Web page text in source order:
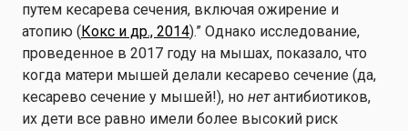
путем кесарева сечения, включая ожирение и
атопию (Кокс и др., 2014).” Однако исследование,
проведенное в 2017 году на мышах, показало, что
когда матери мышей делали кесарево сечение (да,
кесарево сечение у мышей!), но нетантибиотиков,
их дети все равно имели более высокий риск